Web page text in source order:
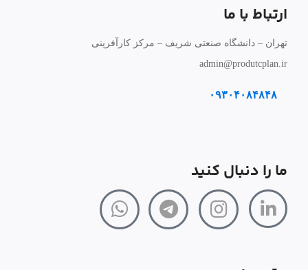
ارتباط با ما
تهران – دانشگاه صنعتی شریف – مرکز کارآفرینی
admin@produtcplan.ir
۰۹۳۰۴۰۸۴۸۴۸
ما را دنبال کنید